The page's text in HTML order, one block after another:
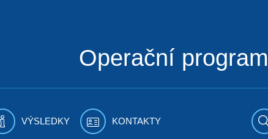
Operační program
VÝSLEDKY KONTAKTY